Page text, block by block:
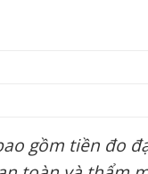
gồm tiền đo